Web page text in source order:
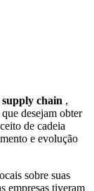
supply chain ,
desejam obter
de cadeia
e evolução
sobre suas
empresas tiveram